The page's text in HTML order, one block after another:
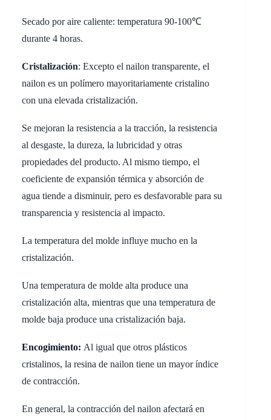
Secado por aire caliente: temperatura 90-100℃
durante 4 horas.
Cristalización: Excepto el nailon transparente, el
nailon es un polímero mayoritariamente cristalino
con una elevada cristalización.
Se mejoran la resistencia a la tracción, la resistencia
al desgaste, la dureza, la lubricidad y otras
propiedades del producto. Al mismo tiempo, el
coeficiente de expansión térmica y absorción de
agua tiende a disminuir, pero es desfavorable para su
transparencia y resistencia al impacto.
La temperatura del molde influye mucho en la
cristalización.
Una temperatura de molde alta produce una
cristalización alta, mientras que una temperatura de
molde baja produce una cristalización baja.
Encogimiento: Al igual que otros plásticos
cristalinos, la resina de nailon tiene un mayor índice
de contracción.
En general, la contracción del nailon afectará en